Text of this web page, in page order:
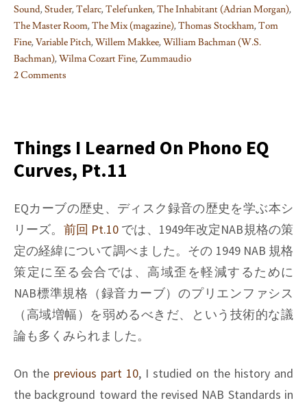
Sound,Studer,Telarc,Telefunken,The Inhabitant (Adrian Morgan),
The Master Room,The Mix (magazine),Thomas Stockham,Tom
Fine,Variable Pitch,Willem Makkee,William Bachman (W.S.
Bachman),Wilma Cozart Fine, Zummaudio
2 Comments
オ
ー
ル
ナ
ロ
グ
カ
ッ
テ
ン
グ
デ
ィ
Things I Learned On Phono EQ
Curves, Pt.11
EQカーブの歴史、ディスク録音の歴史を学ぶ本シ
リーズ。 前回 Pt.10 では、1949年改定NAB規格の策
定の経緯について調べました。その 1949 NAB 規格
策定に至る会合では、高域歪を軽減するために
NAB標準規格（録音カーブ）のプリエンファシス
（高域増幅）を弱めるべきだ、という技術的な議
論も多くみられました。
On the previous part 10, I studied on the history and
the background toward the revised NAB Standards in